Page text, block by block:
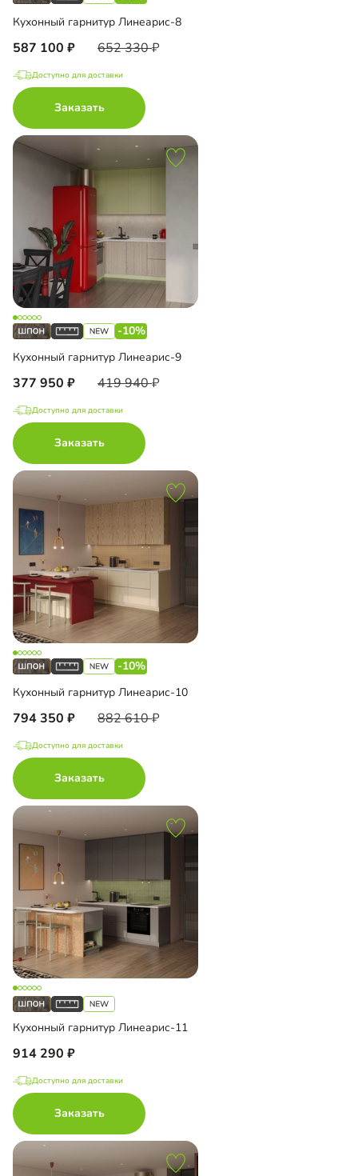
Кухонный гарнитур Линеарис-8
587 100 652 330
Доступно для доставки
Заказать
-10%
Кухонный гарнитур Линеарис-9
377 950 419 940
Доступно для доставки
Заказать
-10%
Кухонный гарнитур Линеарис-10
794 350 882 610
Доступно для доставки
Заказать
Кухонный гарнитур Линеарис-11
914 290
Доступно для доставки
Заказать